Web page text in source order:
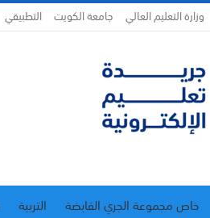
وزارة التعليم العالي جامعة الكويت التطبيقي
خاص مجموعة الجري القابضة التربية